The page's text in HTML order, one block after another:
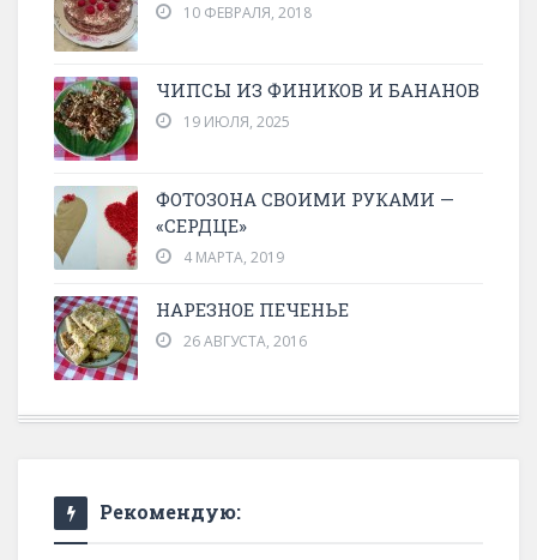
10 ФЕВРАЛЯ, 2018
ЧИПСЫ ИЗ ФИНИКОВ И БАНАНОВ
19 ИЮЛЯ, 2025
ФОТОЗОНА СВОИМИ РУКАМИ —
«СЕРДЦЕ»
4 МАРТА, 2019
НАРЕЗНОЕ ПЕЧЕНЬЕ
26 АВГУСТА, 2016
Рекомендую: